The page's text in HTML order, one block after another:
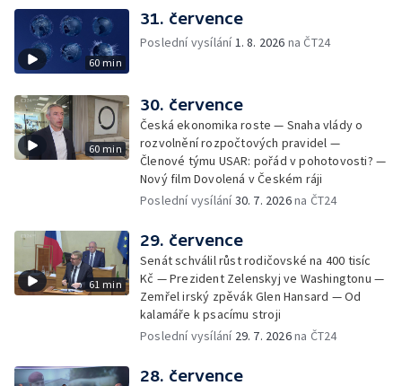
60 min
31. července
Poslední vysílání 1. 8. 2026 na ČT24
60 min
30. července
Česká ekonomika roste — Snaha vlády o
rozvolnění rozpočtových pravidel —
Členové týmu USAR: pořád v pohotovosti? —
Nový film Dovolená v Českém ráji
Poslední vysílání30. 7. 2026na ČT24
61 min
29. července
Senát schválil růst rodičovské na 400 tisíc
Kč — Prezident Zelenskyj ve Washingtonu —
Zemřel irský zpěvák Glen Hansard — Od
kalamáře k psacímu stroji
Poslední vysílání 29. 7. 2026na ČT24
28. července